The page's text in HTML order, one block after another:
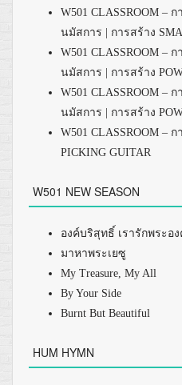
W501 CLASSROOM –
นมัสการ | การสร้าง
W501 CLASSROOM –
นมัสการ | การสร้าง
W501 CLASSROOM –
นมัสการ | การสร้าง
W501 CLASSROOM –
PICKING GUITAR
W501 NEW SEASON
องค์บริสุทธิ์ เรารักพระอ
มาหาพระเยซู
My Treasure, My All
By Your Side
Burnt But Beautiful
HUM HYMN